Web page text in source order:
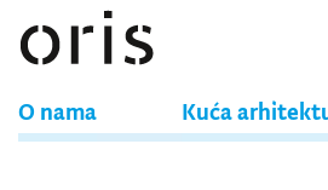
O nama Kuća